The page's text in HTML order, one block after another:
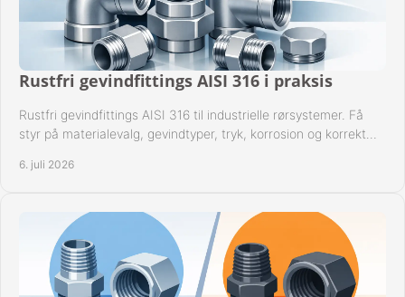
Rustfri gevindfittings AISI 316 i praksis
Rustfri gevindfittings AISI 316 til industrielle rørsystemer. Få
styr på materialevalg, gevindtyper, tryk, korrosion og korrekt
6. juli 2026